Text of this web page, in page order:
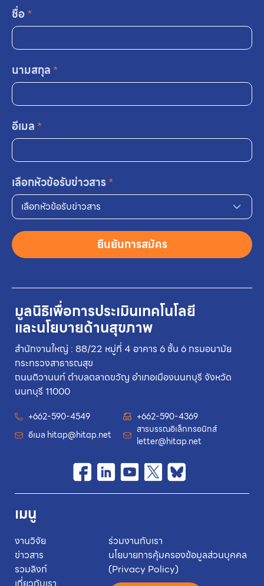
มูลนิธิเพื่อการประเมินเทคโนโลยี
และนโยบายด้านสุขภาพ
สำนักงานใหญ่ : 88/22 หมู่ที่ 4 อาคาร 6 ชั้น 6 กรมอนามัย
กระทรวงสาธารณสุข
ถนนติวานนท์ ตำบลตลาดขวัญ อำเภอเมืองนนทบุรี จังหวัด
นนทบุรี 11000
+662-590-4549
+662-590-4369
อีเมล hitap@hitap.net
สารบรรณอิเล็กทรอนิกส์
letter@hitap.net
เมนู
งานวิจัย
ข่าวสาร
รวมลิงก์
ร่วมงานกับเรา
นโยบายการคุ้มครองข้อมูลส่วนบุคคล
(Privacy Policy)
ชื่อ*
นามสกุล *
อีเมล *
เลือกหัวข้อรับข่าวสาร*
เลือกหัวข้อรับข่าวสาร
ยืนยันการสมัคร